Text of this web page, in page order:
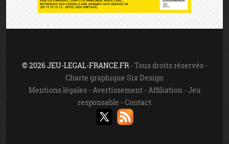
© 2026 JEU-LEGAL-FRANCE.FR- Tous droits réservés -
Charte graphique Six Design
Mentions légales- Avertissement- Affiliation -Jeu
responsable -Contact